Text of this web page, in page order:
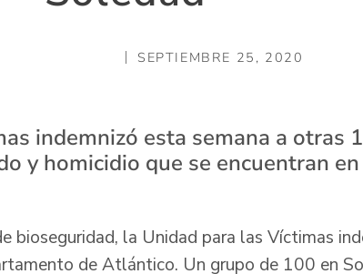
SEPTIEMBRE 25, 2020
indemnizó esta semana a otras
y homicidio que se encuentran
bioseguridad, la Unidad para las Víctimas
de Atlántico. Un grupo de 100 en